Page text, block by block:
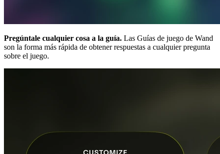
Pregúntale cualquier cosa a la guía. Las Guías de juego de Wand
son la forma más rápida de obtener respuestas a cualquier pregunta
sobre el juego.